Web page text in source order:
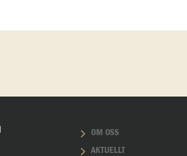
OM OSS
AKTUELLT